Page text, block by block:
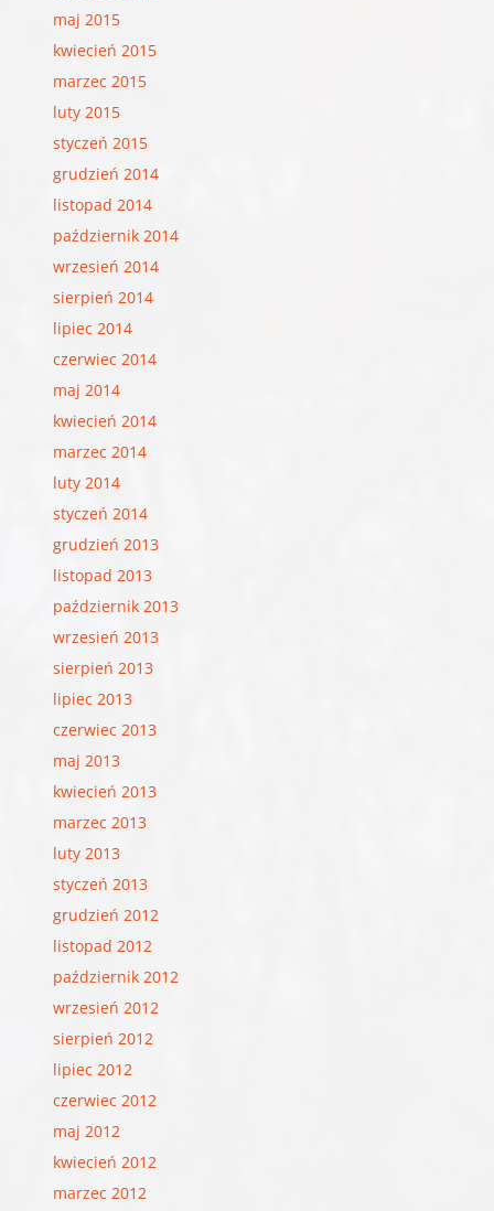
maj 2015
kwiecień 2015
marzec 2015
luty 2015
styczeń 2015
grudzień 2014
listopad 2014
październik 2014
wrzesień 2014
sierpień 2014
lipiec 2014
czerwiec 2014
maj 2014
kwiecień 2014
marzec 2014
luty 2014
styczeń 2014
grudzień 2013
listopad 2013
październik 2013
wrzesień 2013
sierpień 2013
lipiec 2013
czerwiec 2013
maj 2013
kwiecień 2013
marzec 2013
luty 2013
styczeń 2013
grudzień 2012
listopad 2012
październik 2012
wrzesień 2012
sierpień 2012
lipiec 2012
czerwiec 2012
maj 2012
kwiecień 2012
marzec 2012